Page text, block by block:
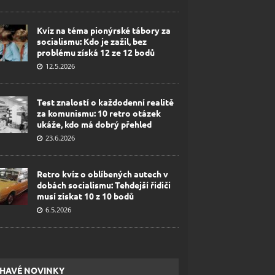
Kvíz na téma pionýrské tábory za
socialismu: Kdo je zažil, bez
problému získá 12 ze 12 bodů
12.5.2026
Test znalostí o každodenní realitě
za komunismu: 10 retro otázek
ukáže, kdo má dobrý přehled
23.6.2026
Retro kvíz o oblíbených autech v
dobách socialismu: Tehdejší řidiči
musí získat 10 z 10 bodů
6.5.2026
NOVINKY